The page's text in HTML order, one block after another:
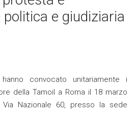
e giudiziaria
convocato unitariamente i
della Tamoil a Roma il 18 marzo
Nazionale 60, presso la sede